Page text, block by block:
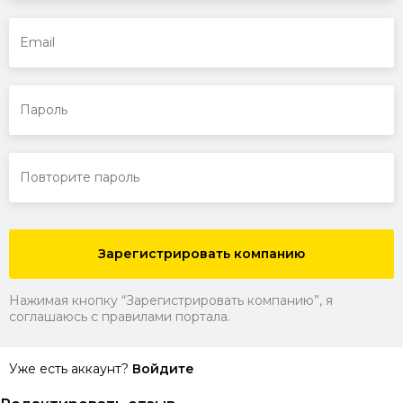
Зарегистрировать компанию
Нажимая кнопку “Зарегистрировать компанию”, я
соглашаюсь с правилами портала.
Уже есть аккаунт? Войдите